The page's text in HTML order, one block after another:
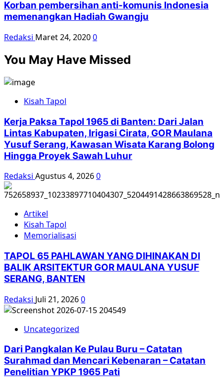
Korban pembersihan anti-komunis Indonesia
memenangkan Hadiah Gwangju
Redaksi Maret 24, 20200
You May Have Missed
Kisah Tapol
Kerja Paksa Tapol 1965 di Banten: Dari Jalan
Lintas Kabupaten, Irigasi Cirata, GOR Maulana
Yusuf Serang, Kawasan Wisata Karang Bolong
Hingga Proyek Sawah Luhur
Redaksi Agustus 4, 20260
Artikel
Kisah Tapol
Memorialisasi
TAPOL 65 PAHLAWAN YANG DIHINAKAN DI
BALIK ARSITEKTUR GOR MAULANA YUSUF
SERANG, BANTEN
Redaksi Juli 21, 20260
Uncategorized
Dari Pangkalan Ke Pulau Buru – Catatan
Surahmad dan Mencari Kebenaran – Catatan
Penelitian YPKP 1965 Pati